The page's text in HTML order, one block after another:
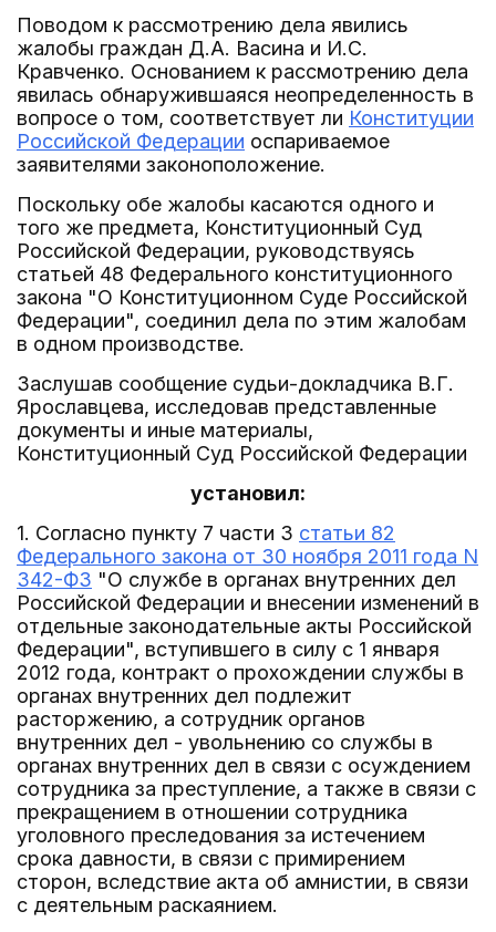
Поводом к рассмотрению дела явились
жалобы граждан Д.А. Васина и И.С.
Кравченко. Основанием к рассмотрению дела
явилась обнаружившаяся неопределенность в
вопросе о том, соответствует ли Конституции
Российской Федерации оспариваемое
заявителями законоположение.
Поскольку обе жалобы касаются одного и
того же предмета, Конституционный Суд
Российской Федерации, руководствуясь
статьей 48 Федерального конституционного
закона "О Конституционном Суде Российской
Федерации", соединил дела по этим жалобам
в одном производстве.
Заслушав сообщение судьи-докладчика В.Г.
Ярославцева, исследовав представленные
документы и иные материалы,
Конституционный Суд Российской Федерации
установил:
1. Согласно пункту 7 части 3 статьи 82
Федерального закона от 30 ноября 2011 года N
342-ФЗ "О службе в органах внутренних дел
Российской Федерации и внесении изменений в
отдельные законодательные акты Российской
Федерации", вступившего в силу с 1 января
2012 года, контракт о прохождении службы в
органах внутренних дел подлежит
расторжению, а сотрудник органов
внутренних дел - увольнению со службы в
органах внутренних дел в связи с осуждением
сотрудника за преступление, а также в связи с
прекращением в отношении сотрудника
уголовного преследования за истечением
срока давности, в связи с примирением
сторон, вследствие акта об амнистии, в связи
с деятельным раскаянием.